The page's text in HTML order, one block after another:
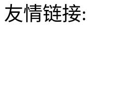
友情链接: